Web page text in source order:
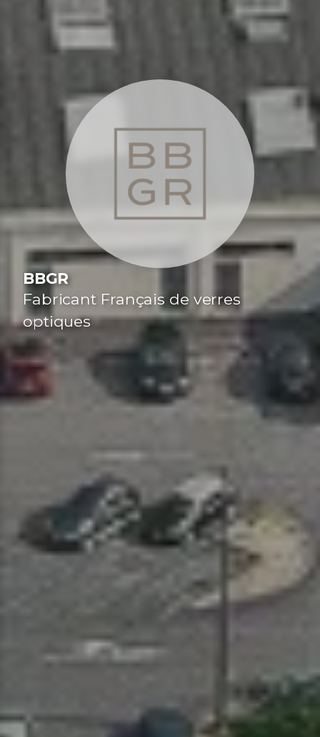
BBGR
Fabricant Français de verres
optiques